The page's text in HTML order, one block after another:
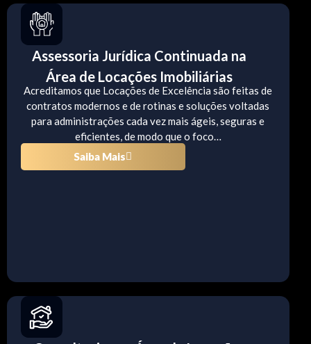
Assessoria Jurídica Continuada na
Área de Locações Imobiliárias
Acreditamos que Locações de Excelência são feitas de
contratos modernos e de rotinas e soluções voltadas
para administrações cada vez mais ágeis, seguras e
eficientes, de modo que o foco…
Saiba Mais